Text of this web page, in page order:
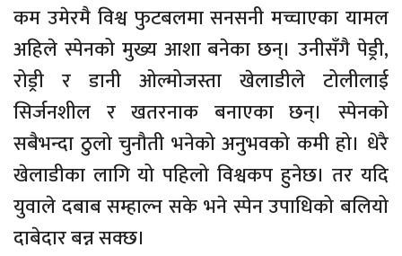
कम उमेरमै विश्व फुटबलमा सनसनी मच्चाएका यामल
अहिले स्पेनको मुख्य आशा बनेका छन्। उनीसँगै पेड्री,
रोड्री र डानी ओल्मोजस्ता खेलाडीले टोलीलाई
सिर्जनशील र खतरनाक बनाएका छन्। स्पेनको
सबैभन्दा ठुलो चुनौती भनेको अनुभवको कमी हो। धेरै
खेलाडीका लागि यो पहिलो विश्वकप हुनेछ। तर यदि
युवाले दबाब सम्हाल्न सके भने स्पेन उपाधिको बलियो
दाबेदार बन्न सक्छ।